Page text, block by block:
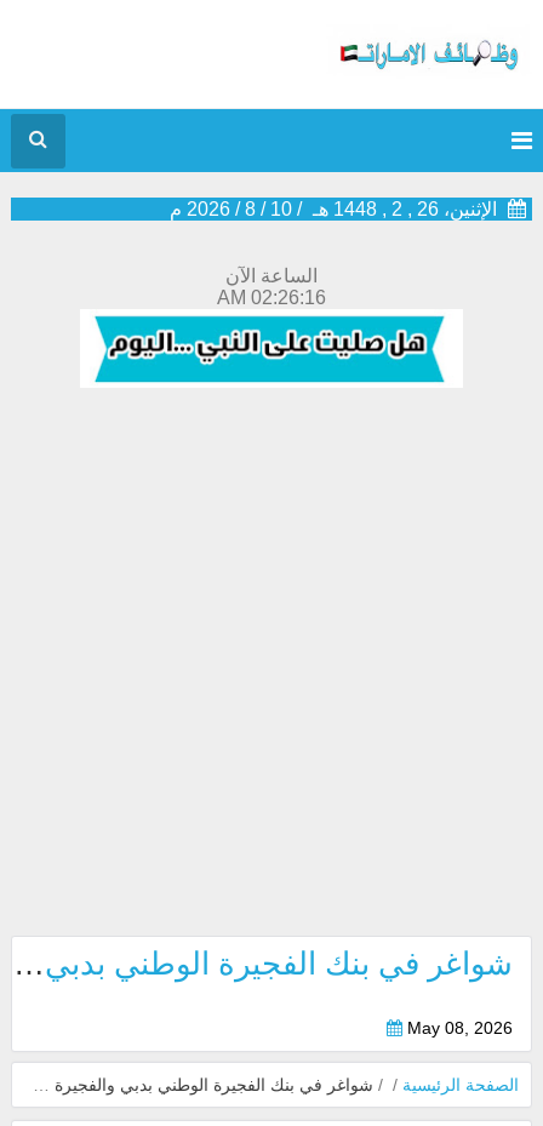
الإثنين، 26 , 2 , 1448 هـ /
10
/
8
/
2026 م
الساعة الآن
02:26:16 AM
شواغر في بنك الفجيرة الوطني بدبي والفجيرة 2026
May 08, 2026
الصفحة الرئيسية /
/ شواغر في بنك الفجيرة الوطني بدبي والفجيرة 2026